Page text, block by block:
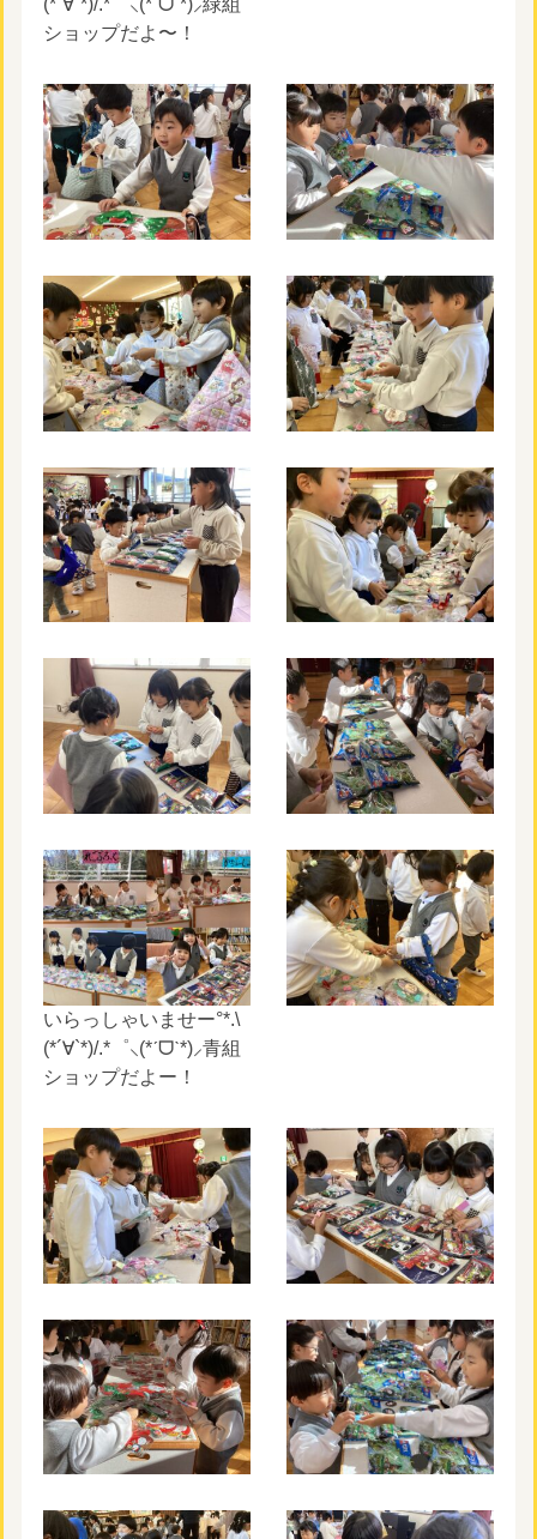
(*´∀`*)/.*゜⸜(*ˊᗜˋ*)⸝緑組
ショップだよ〜！
いらっしゃいませー°*.\
(*´∀`*)/.*゜⸜(*ˊᗜˋ*)⸝青組
ショップだよー！